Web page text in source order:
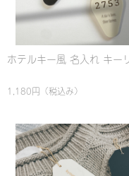
ホテルキー風 名入れ キー
1,180円 （税込み）